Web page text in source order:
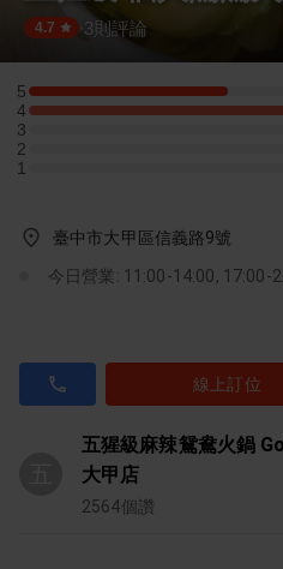
4.7 3 則評論
5
5 星：1 則評論
4
4 星：2 則評論
3
3 星：0 則評論
2
2 星：0 則評論
1
1 星：0 則評論
臺中市大甲區信義路9號
今日營業: 11:00-14:00, 17:00-
線上訂位
五猩級麻辣鴛鴦火鍋
大甲店
2564個讚